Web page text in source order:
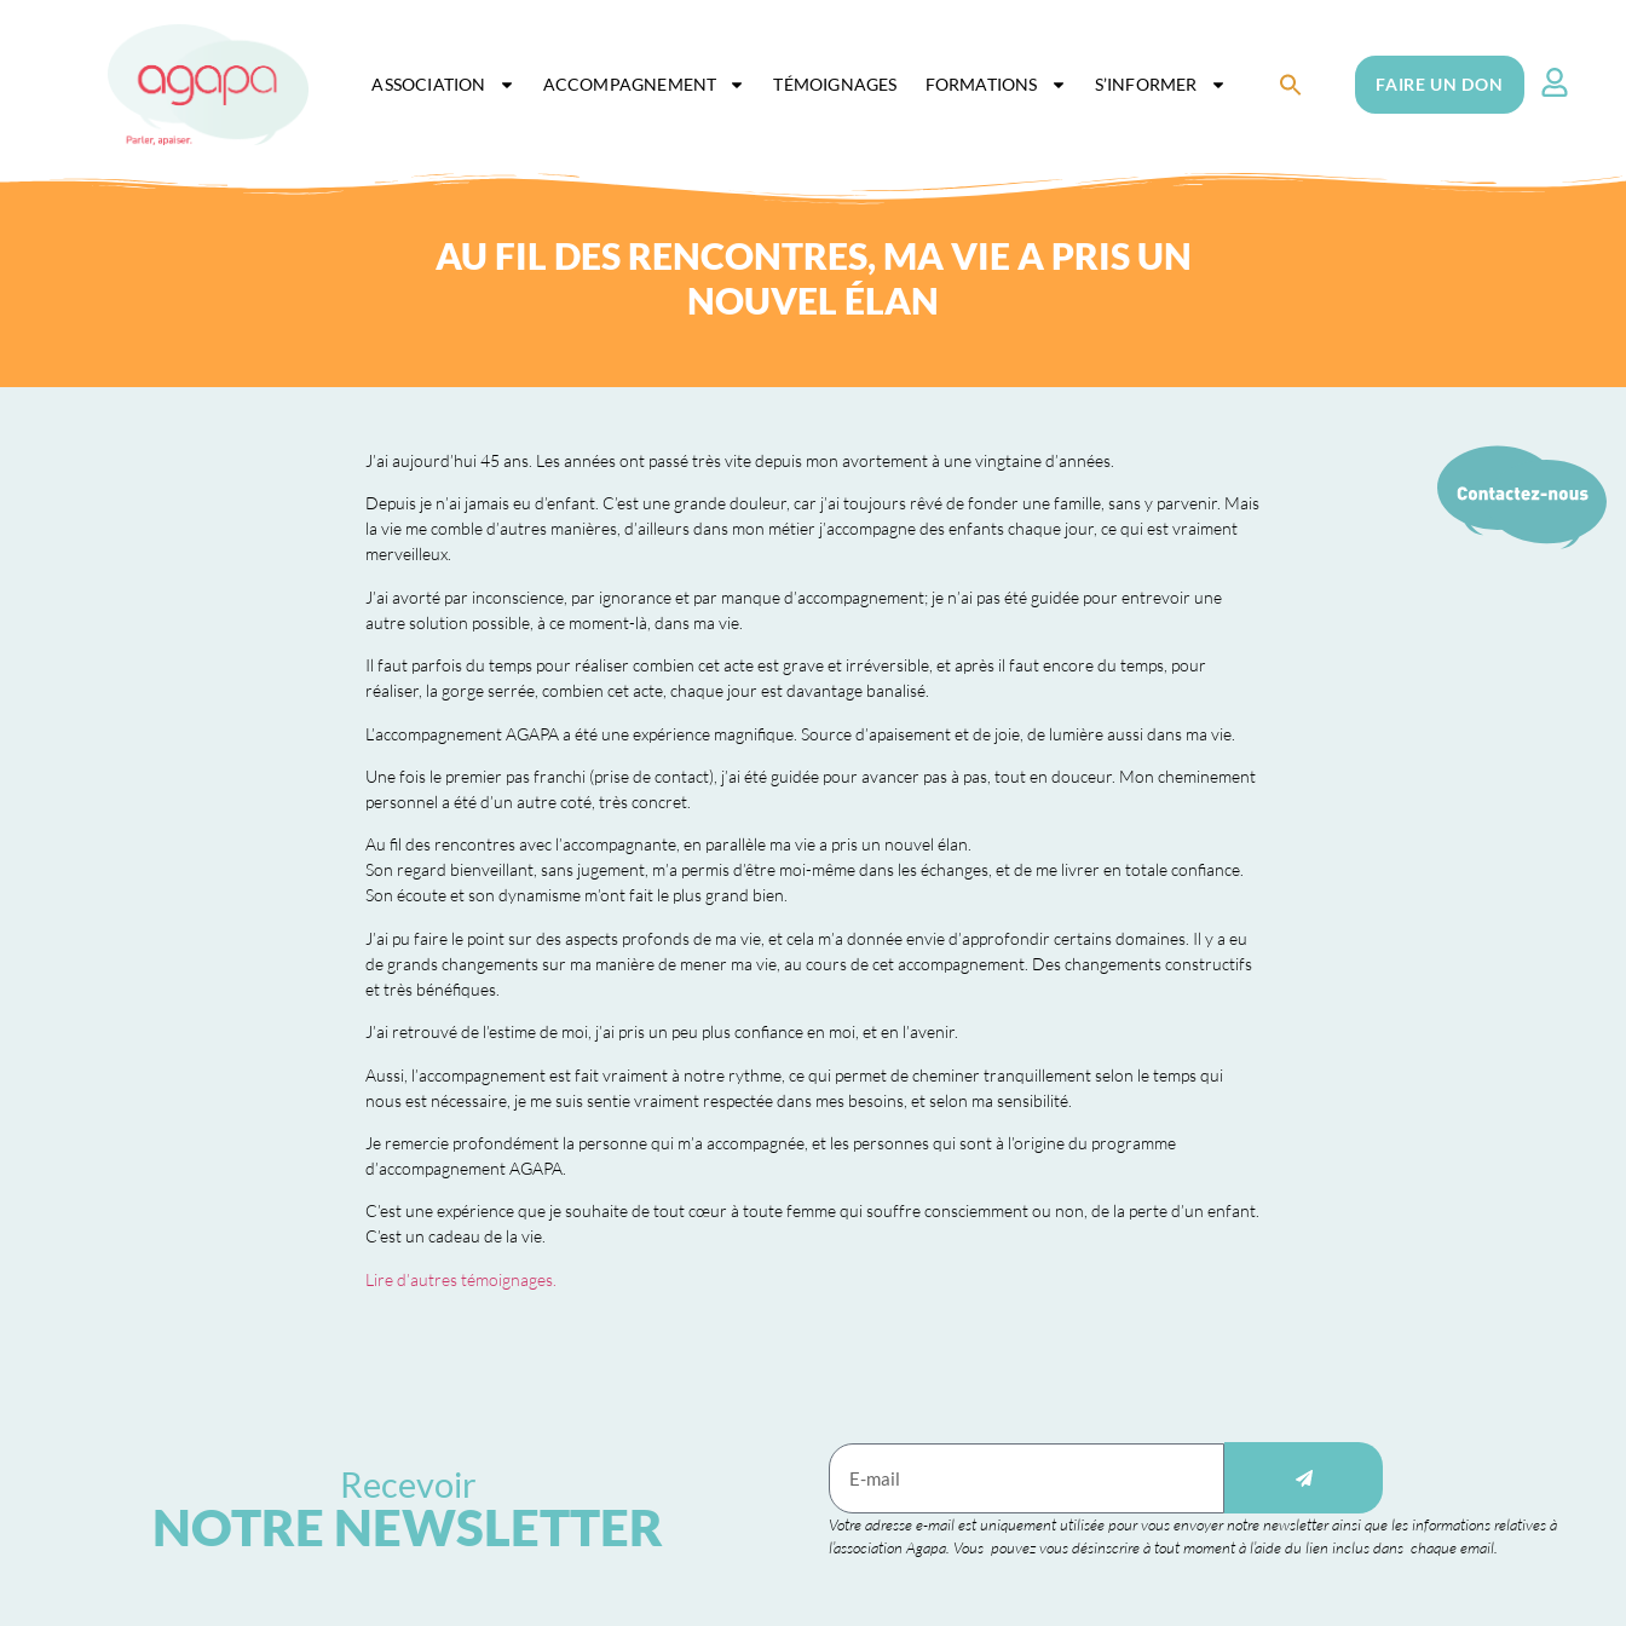
ASSOCIATION ACCOMPAGNEMENT TÉMOIGNAGES FORMATIONS S’INFORMER
Search
Search Button
FAIRE UN DON
AU FIL DES RENCONTRES, MA VIE A PRIS UN
NOUVEL ÉLAN
J’ai aujourd’hui 45 ans. Les années ont passé très vite depuis mon avortement à une vingtaine d’années.
Depuis je n’ai jamais eu d’enfant. C’est une grande douleur, car j’ai toujours rêvé de fonder une famille, sans y parvenir. Mais
la vie me comble d’autres manières, d’ailleurs dans mon métier j’accompagne des enfants chaque jour, ce qui est vraiment
merveilleux.
J’ai avorté par inconscience, par ignorance et par manque d’accompagnement; je n’ai pas été guidée pour entrevoir une
autre solution possible, à ce moment-là, dans ma vie.
Il faut parfois du temps pour réaliser combien cet acte est grave et irréversible, et après il faut encore du temps, pour
réaliser, la gorge serrée, combien cet acte, chaque jour est davantage banalisé.
L’accompagnement AGAPA a été une expérience magnifique. Source d’apaisement et de joie, de lumière aussi dans ma vie.
Une fois le premier pas franchi (prise de contact), j’ai été guidée pour avancer pas à pas, tout en douceur. Mon cheminement
personnel a été d’un autre coté, très concret.
Au fil des rencontres avec l’accompagnante, en parallèle ma vie a pris un nouvel élan.
Son regard bienveillant, sans jugement, m’a permis d’être moi-même dans les échanges, et de me livrer en totale confiance.
Son écoute et son dynamisme m’ont fait le plus grand bien.
J’ai pu faire le point sur des aspects profonds de ma vie, et cela m’a donnée envie d’approfondir certains domaines. Il y a eu
de grands changements sur ma manière de mener ma vie, au cours de cet accompagnement. Des changements constructifs
et très bénéfiques.
J’ai retrouvé de l’estime de moi, j’ai pris un peu plus confiance en moi, et en l’avenir.
Aussi, l’accompagnement est fait vraiment à notre rythme, ce qui permet de cheminer tranquillement selon le temps qui
nous est nécessaire, je me suis sentie vraiment respectée dans mes besoins, et selon ma sensibilité.
Je remercie profondément la personne qui m’a accompagnée, et les personnes qui sont à l’origine du programme
d’accompagnement AGAPA.
C’est une expérience que je souhaite de tout cœur à toute femme qui souffre consciemment ou non, de la perte d’un enfant.
C’est un cadeau de la vie.
Lire d’autres témoignages.
Recevoir
NOTRE NEWSLETTER
Votre adresse e-mail est uniquement utilisée pour vous envoyer notre newsletter ainsi que les informations relatives à
l’association Agapa. Vous pouvez vous désinscrire à tout moment à l’aide du lien inclus dans chaque email.